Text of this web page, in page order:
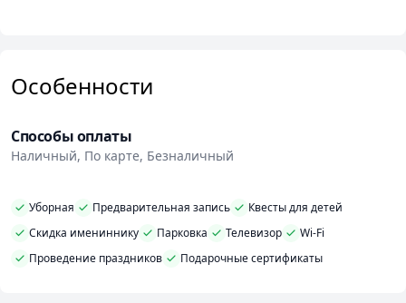
игровые зоны. В парке есть аркадный автомат со
геймеров, а также настольный футбол и даже
неоновый сухой бассейн с шариками. Если вы
вариантов на выбор.
ТикТок Парктакже предлагает отличные
возможности для проведения различных
Особенности
Способы оплаты
Наличный, По карте, Безналичный
Уборная Предварительная запись
Квесты для детей
Скидка имениннику
Парковка Телевизор
Wi-Fi
Проведение праздников
Подарочные сертификаты